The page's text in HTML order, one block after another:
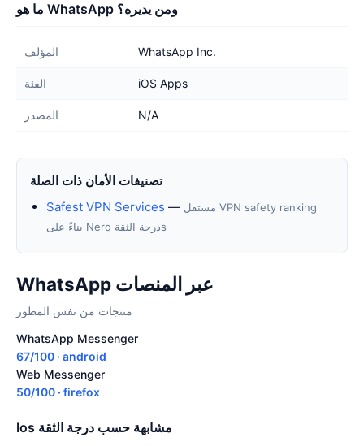
ما هو WhatsApp ومن يديره؟
المؤلف WhatsApp Inc.
الفئة iOS Apps
المصدر N/A
تصنيفات الأمان ذات الصلة
Safest VPN Services — مستقل VPN safety ranking
بناءً على Nerq درجة الثقةs
WhatsApp عبر المنصات
منتجات من نفس المطور
WhatsApp Messenger
67/100 · android
Web Messenger
50/100 · firefox
Ios مشابهة حسب درجة الثقة